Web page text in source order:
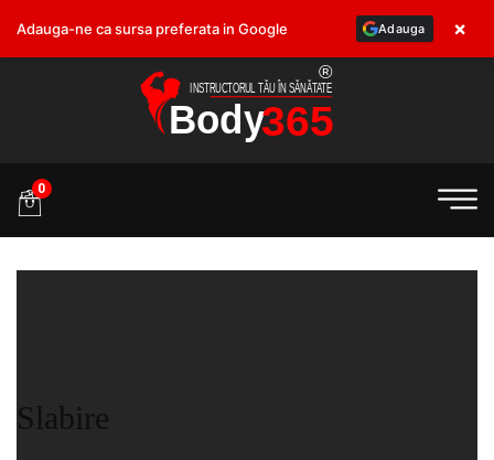
0
Slabire
Adauga-ne ca sursa preferata in Google Adauga ×